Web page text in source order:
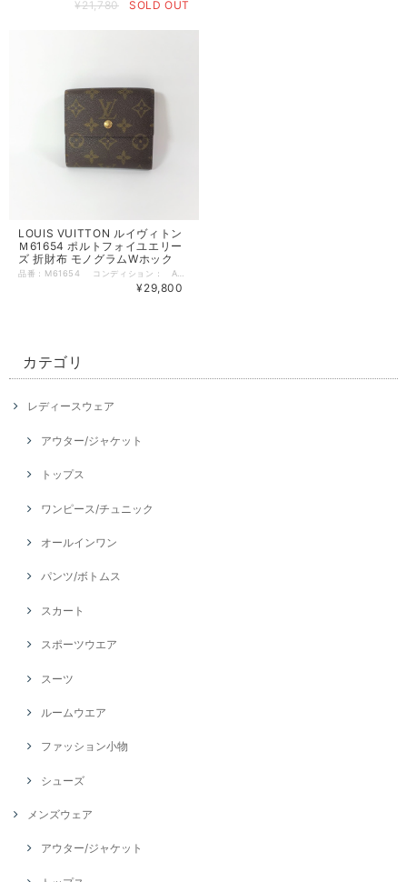
¥21,780 SOLD OUT
LOUIS VUITTON ルイヴィトン
Ｍ61654 ポルトフォイユエリー
ズ 折財布 モノグラムWホック
¥29,800
カテゴリ
レディースウェア
アウター/ジャケット
トップス
ワンピース/チュニック
オールインワン
パンツ/ボトムス
スカート
スポーツウエア
スーツ
ルームウエア
ファッション小物
シューズ
メンズウェア
アウター/ジャケット